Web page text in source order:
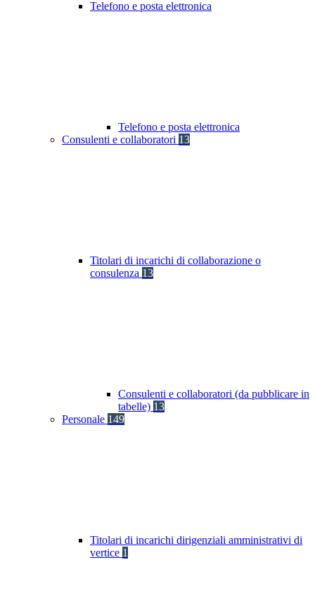
Telefono e posta elettronica
Telefono e posta elettronica
Consulenti e collaboratori 13
Titolari di incarichi di collaborazione o
consulenza 13
Consulenti e collaboratori (da pubblicare in
tabelle) 13
Personale 149
Titolari di incarichi dirigenziali amministrativi di
vertice 1